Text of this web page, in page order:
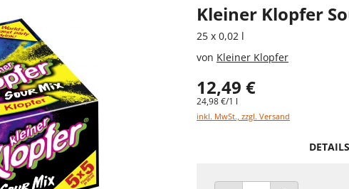
Kleiner Klopfer
25 x 0,02 l
von Kleiner Klopfer
12,49 €
24,98 €/1 l
inkl. MwSt., zzgl. Versand